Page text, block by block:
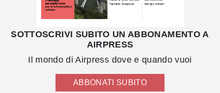
SOTTOSCRIVI SUBITO UN ABBONAMENTO A
AIRPRESS
Il mondo di Airpress dove e quando vuoi
ABBONATI SUBITO